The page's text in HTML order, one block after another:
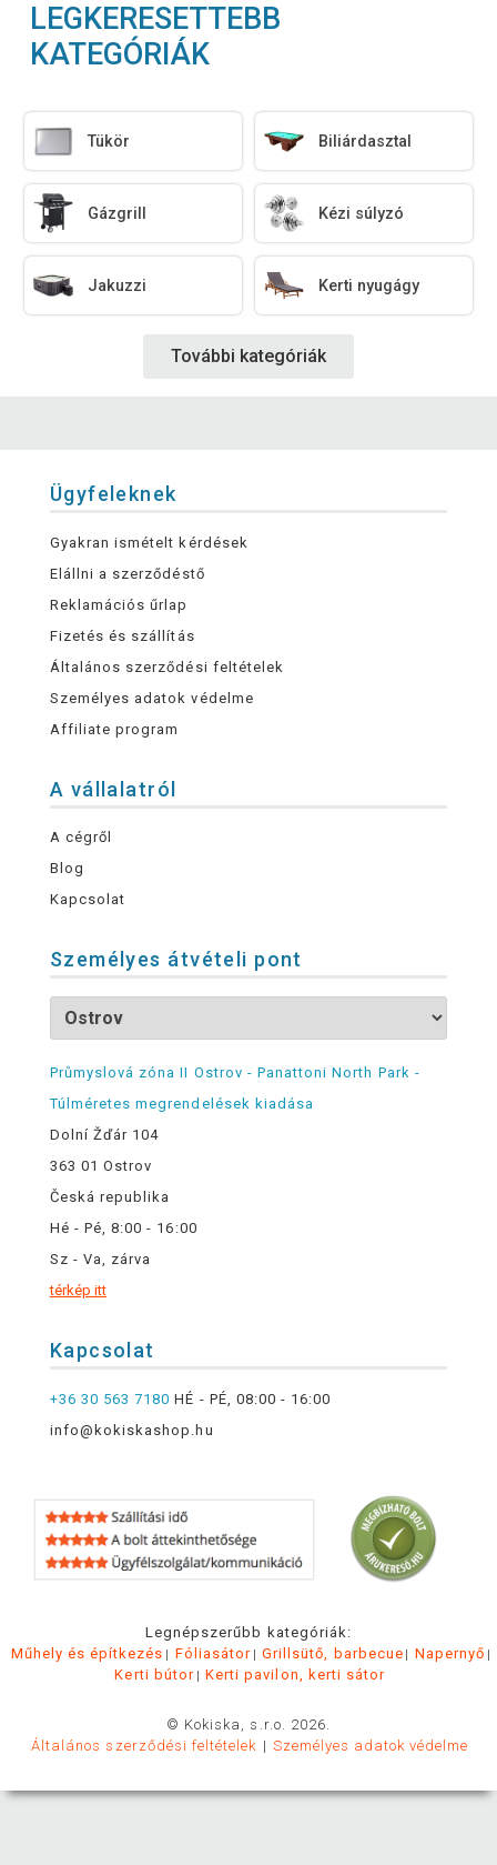
LEGKERESETTEBB
KATEGÓRIÁK
Tükör Biliárdasztal
Gázgrill Kézi súlyzó
Jakuzzi Kerti nyugágy
További kategóriák
Ügyfeleknek
Gyakran ismételt kérdések
Elállni a szerződéstő
Reklamációs űrlap
Fizetés és szállítás
Általános szerződési feltételek
Személyes adatok védelme
Affiliate program
A vállalatról
A cégről
Blog
Kapcsolat
Személyes átvételi pont
Průmyslová zóna II Ostrov - Panattoni North Park -
Túlméretes megrendelések kiadása
Dolní Žďár 104
363 01 Ostrov
Česká republika
Hé - Pé, 8:00 - 16:00
Sz - Va, zárva
térkép itt
Kapcsolat
+36 30 563 7180 HÉ - PÉ, 08:00 - 16:00
info@kokiskashop.hu
Legnépszerűbb kategóriák:
Műhely és építkezés
Fóliasátor Grillsütő, barbecue
Napernyő
Kerti bútor
Kerti pavilon, kerti sátor
© Kokiska, s.r.o. 2026.
Általános szerződési feltételek
Személyes adatok védelme